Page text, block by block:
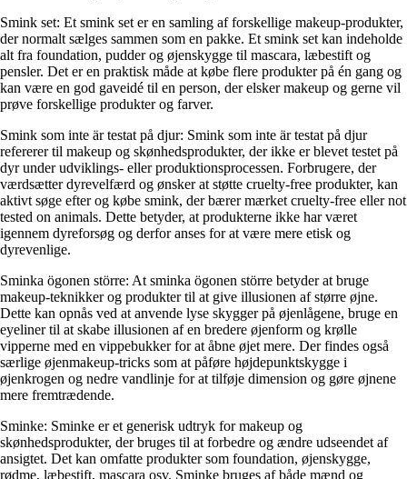
Smink set: Et smink set er en samling af forskellige makeup-produkter,
der normalt sælges sammen som en pakke. Et smink set kan indeholde
alt fra foundation, pudder og øjenskygge til mascara, læbestift og
pensler. Det er en praktisk måde at købe flere produkter på én gang og
kan være en god gaveidé til en person, der elsker makeup og gerne vil
prøve forskellige produkter og farver.
Smink som inte är testat på djur: Smink som inte är testat på djur
refererer til makeup og skønhedsprodukter, der ikke er blevet testet på
dyr under udviklings- eller produktionsprocessen. Forbrugere, der
værdsætter dyrevelfærd og ønsker at støtte cruelty-free produkter, kan
aktivt søge efter og købe smink, der bærer mærket cruelty-free eller not
tested on animals. Dette betyder, at produkterne ikke har været
igennem dyreforsøg og derfor anses for at være mere etisk og
dyrevenlige.
Sminka ögonen större: At sminka ögonen större betyder at bruge
makeup-teknikker og produkter til at give illusionen af større øjne.
Dette kan opnås ved at anvende lyse skygger på øjenlågene, bruge en
eyeliner til at skabe illusionen af en bredere øjenform og krølle
vipperne med en vippebukker for at åbne øjet mere. Der findes også
særlige øjenmakeup-tricks som at påføre højdepunktskygge i
øjenkrogen og nedre vandlinje for at tilføje dimension og gøre øjnene
mere fremtrædende.
Sminke: Sminke er et generisk udtryk for makeup og
skønhedsprodukter, der bruges til at forbedre og ændre udseendet af
ansigtet. Det kan omfatte produkter som foundation, øjenskygge,
rødme, læbestift, mascara osv. Sminke bruges af både mænd og